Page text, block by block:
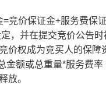
=竞价保证金+服务费保
，并在提交竞价公告
价权成为竞买人的保障
金额或总重量*服务费率
放。